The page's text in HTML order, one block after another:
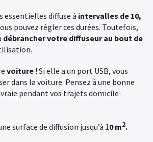
essentielles diffuse à intervalles de 10,
pouvez régler ces durées. Toutefois,
débrancher votre diffuseur au bout de
voiture ! Si elle a un port USB, vous
dans la voiture. Pensez à une bonne
vraie pendant vos trajets domicile-
surface de diffusion jusqu’à 10 m2.